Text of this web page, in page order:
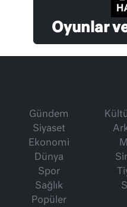
Oyunlar
Gündem
Siyaset
Ekonomi
Dünya
Spor
Sağlık
Popüler